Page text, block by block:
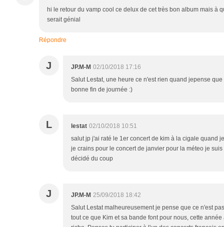
hi le retour du vamp cool ce delux de cet très bon album mais à
serait génial
Répondre
J JP.M-M 02/10/2018 17:16
Salut Lestat, une heure ce n'est rien quand jepense
bonne fin de journée :)
L lestat 02/10/2018 10:51
salut jp j'ai raté le 1er concert de kim à la cigale quand
je crains pour le concert de janvier pour la méteo je
décidé du coup
J JP.M-M 25/09/2018 18:42
Salut Lestat malheureusement je pense que ce n'est
tout ce que Kim et sa bande font pour nous, cette